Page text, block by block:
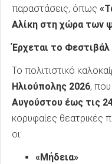
παραστάσεις, όπως
Αλίκη στη χώρα των
Έρχεται το
Το πολιτιστικό
Ηλιούπολης 2026,
Αυγούστου έως τις
κορυφαίες θεατρικές
οι:
«Μήδεια»